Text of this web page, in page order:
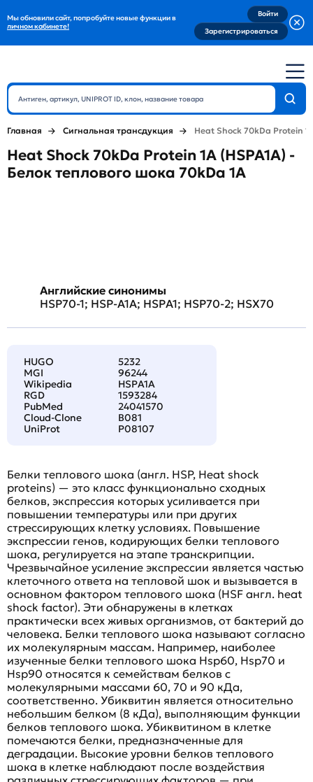
Мы обновили сайт, попробуйте новые функции в
личном кабинете!
Войти
Зарегистрироваться
Главная Сигнальная трансдукция Heat Shock 70kDa Protein
Heat Shock 70kDa Protein 1A (HSPA1A) -
Белок теплового шока 70kDa 1А
Английские синонимы
HSP70-1; HSP-A1A; HSPA1; HSP70-2; HSX70
HUGO
5232
MGI
96244
Wikipedia
HSPA1A
RGD
1593284
PubMed
24041570
Cloud-Clone
B081
UniProt
P08107
Белки теплового шока (англ. HSP, Heat shock
proteins) — это класс функционально сходных
белков, экспрессия которых усиливается при
повышении температуры или при других
стрессирующих клетку условиях. Повышение
экспрессии генов, кодирующих белки теплового
шока, регулируется на этапе транскрипции.
Чрезвычайное усиление экспрессии является частью
клеточного ответа на тепловой шок и вызывается в
основном фактором теплового шока (HSF англ. heat
shock factor). Эти обнаружены в клетках
практически всех живых организмов, от бактерий до
человека. Белки теплового шока называют согласно
их молекулярным массам. Например, наиболее
изученные белки теплового шока Hsp60, Hsp70 и
Hsp90 относятся к семействам белков с
молекулярными массами 60, 70 и 90 кДа,
соответственно. Убиквитин является относительно
небольшим белком (8 кДа), выполняющим функции
белков теплового шока. Убиквитином в клетке
помечаются белки, предназначенные для
деградации. Высокие уровни белков теплового
шока в клетке наблюдают после воздействия